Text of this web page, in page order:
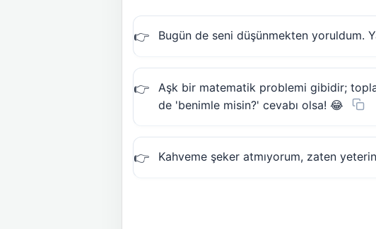
Bugün de seni düşünmekten yoruldum.
Aşk bir matematik problemi gibidir;
de 'benimle misin?' cevabı olsa! 😂
Kahveme şeker atmıyorum, zaten